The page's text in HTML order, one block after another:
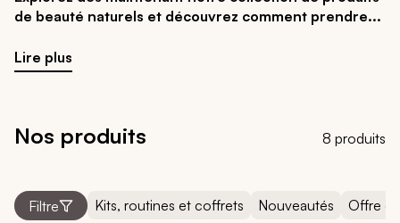
de beauté naturels et découvrez comment prendre
Lire plus
8 produits
Nos produits
Filtre Kits, routines et coffrets Nouveautés Offre